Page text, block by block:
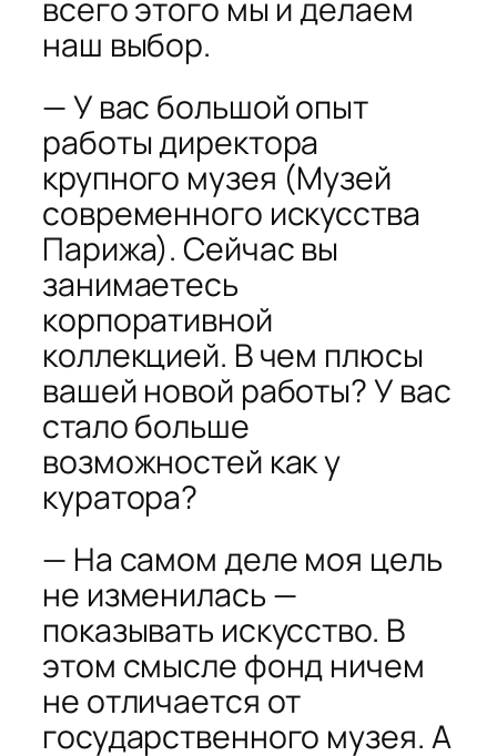
всего этого мы и делаем
наш выбор.
— У вас большой опыт
работы директора
крупного музея (Музей
современного искусства
Парижа). Сейчас вы
занимаетесь
корпоративной
коллекцией. В чем плюсы
вашей новой работы? У вас
стало больше
возможностей как у
куратора?
— На самом деле моя цель
не изменилась —
показывать искусство. В
этом смысле фонд ничем
не отличается от
государственного музея. А